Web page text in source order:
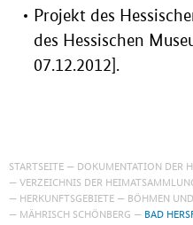
Projekt des
des Hessischen
07.12.2012].
STARTSEITE
DOKUMENTATION DER
VERZEICHNIS DER
HERKUNFTSGEBIETE
BÖHMEN
MÄHRISCH SCHÖNBERG
BAD